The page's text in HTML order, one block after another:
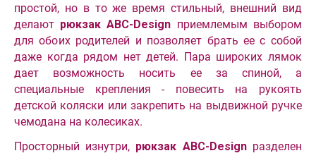
простой, но в то же время стильный, внешний вид
делают рюкзак ABC-Design приемлемым выбором
для обоих родителей и позволяет брать ее с собой
даже когда рядом нет детей. Пара широких лямок
дает возможность носить ее за спиной, а
специальные крепления - повесить на рукоять
детской коляски или закрепить на выдвижной ручке
чемодана на колесиках.
Просторный изнутри, рюкзак ABC-Designразделен